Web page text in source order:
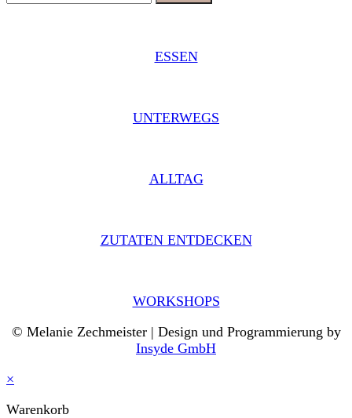
ESSEN
UNTERWEGS
ALLTAG
ZUTATEN ENTDECKEN
WORKSHOPS
© Melanie Zechmeister | Design und Programmierung by
Insyde GmbH
×
Warenkorb